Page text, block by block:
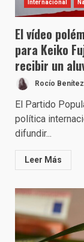
Internacional
El vídeo
para Keiko
recibir un
Rocío Benítez
El Partido
política
difundir...
Leer Más